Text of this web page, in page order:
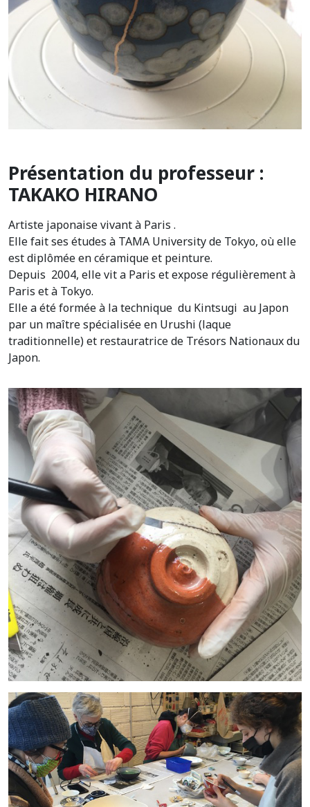
Présentation du professeur :
TAKAKO HIRANO
Artiste japonaise vivant à Paris .
Elle fait ses études à TAMA University de Tokyo, où elle
est diplômée en céramique et peinture.
Depuis 2004, elle vit a Paris et expose régulièrement à
Paris et à Tokyo.
Elle a été formée à la technique du Kintsugi au Japon
par un maître spécialisée en Urushi (laque
traditionnelle) et restauratrice de Trésors Nationaux du
Japon.